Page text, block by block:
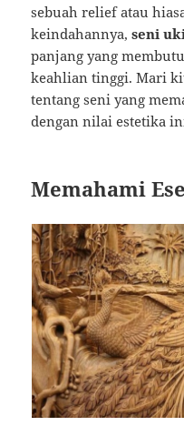
sebuah relief atau
keindahannya,seni
panjang yang
keahlian tinggi. Mari
tentang seni yang
dengan nilai estetika
Memahami